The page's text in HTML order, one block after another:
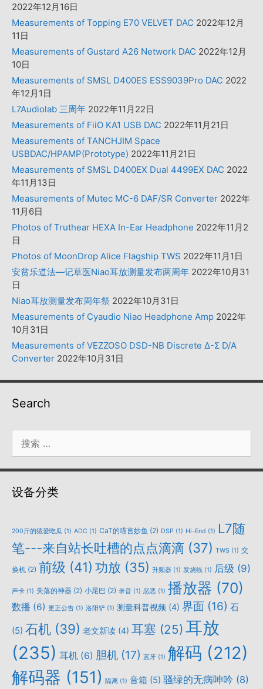
2022年12月16日
Measurements of Topping E70 VELVET DAC 2022年12月
11日
Measurements of Gustard A26 Network DAC 2022年12月
10日
Measurements of SMSL D400ES ESS9039Pro DAC 2022
年12月1日
L7Audiolab 三周年 2022年11月22日
Measurements of FiiO KA1 USB DAC 2022年11月21日
Measurements of TANCHJIM Space
USBDAC/HPAMP(Prototype) 2022年11月21日
Measurements of SMSL D400EX Dual 4499EX DAC 2022
年11月13日
Measurements of Mutec MC-6 DAF/SR Converter 2022年
11月6日
Photos of Truthear HEXA In-Ear Headphone 2022年11月2
日
Photos of MoonDrop Alice Flagship TWS 2022年11月1日
安贫乐道法—记草医Niao耳放测量发布两周年 2022年10月31
日
Niao耳放测量发布周年祭 2022年10月31日
Measurements of Cyaudio Niao Headphone Amp 2022年
10月31日
Measurements of VEZZOSO DSD-NB Discrete Δ-Σ D/A
Converter 2022年10月31日
Search
索：
设备分类
200斤的猹爱吃瓜 (1) ADC (1) CaT的喵言妙鱼 (2) DSP (1) Hi-End (1) L7随
笔---来自站长吐槽的点点滴滴 (37) TWS (1) 交
换机 (2) 前级 (41) 功放 (35) 升频器 (1) 发烧线 (1) 后级 (9)
声卡 (1) 失落的神器 (2) 小尾巴 (2) 录音 (1) 恶恶 (1) 播放器 (70)
数播 (6) 更正公告 (1) 洛阳铲 (1) 测量科普视频 (4) 界面 (16) 石
(5) 石机 (39) 老文新读 (4) 耳塞 (25) 耳放
(235) 耳机 (6) 胆机 (17) 蓝牙 (1) 解码 (212)
解码器 (151) 隔离 (1) 音箱 (5) 骚绿的无病呻吟 (8)